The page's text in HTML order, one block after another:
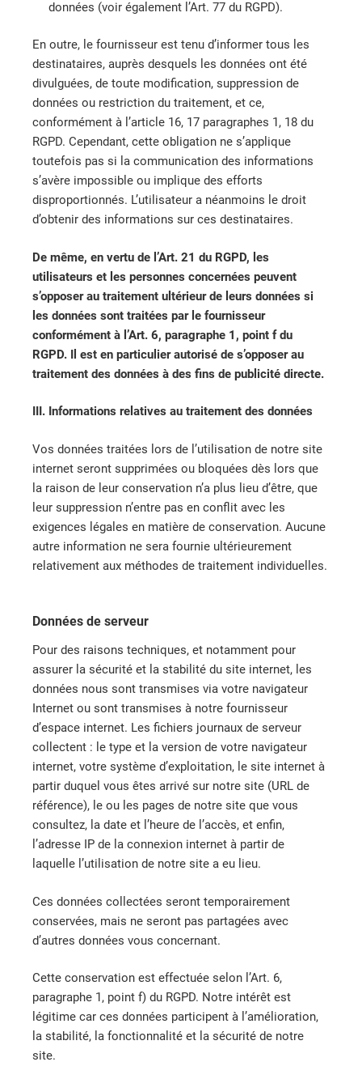
données (voir également l’Art. 77 du RGPD).
En outre, le fournisseur est tenu d’informer tous les
destinataires, auprès desquels les données ont été
divulguées, de toute modification, suppression de
données ou restriction du traitement, et ce,
conformément à l’article 16, 17 paragraphes 1, 18 du
RGPD. Cependant, cette obligation ne s’applique
toutefois pas si la communication des informations
s’avère impossible ou implique des efforts
disproportionnés. L’utilisateur a néanmoins le droit
d’obtenir des informations sur ces destinataires.
De même, en vertu de l’Art. 21 du RGPD, les
utilisateurs et les personnes concernées peuvent
s’opposer au traitement ultérieur de leurs données si
les données sont traitées par le fournisseur
conformément à l’Art. 6, paragraphe 1, point f du
RGPD. Il est en particulier autorisé de s’opposer au
traitement des données à des fins de publicité directe.
III. Informations relatives au traitement des données
Vos données traitées lors de l’utilisation de notre site
internet seront supprimées ou bloquées dès lors que
la raison de leur conservation n’a plus lieu d’être, que
leur suppression n’entre pas en conflit avec les
exigences légales en matière de conservation. Aucune
autre information ne sera fournie ultérieurement
relativement aux méthodes de traitement individuelles.
Données de serveur
Pour des raisons techniques, et notamment pour
assurer la sécurité et la stabilité du site internet, les
données nous sont transmises via votre navigateur
Internet ou sont transmises à notre fournisseur
d’espace internet. Les fichiers journaux de serveur
collectent : le type et la version de votre navigateur
internet, votre système d’exploitation, le site internet à
partir duquel vous êtes arrivé sur notre site (URL de
référence), le ou les pages de notre site que vous
consultez, la date et l’heure de l’accès, et enfin,
l’adresse IP de la connexion internet à partir de
laquelle l’utilisation de notre site a eu lieu.
Ces données collectées seront temporairement
conservées, mais ne seront pas partagées avec
d’autres données vous concernant.
Cette conservation est effectuée selon l’Art. 6,
paragraphe 1, point f) du RGPD. Notre intérêt est
légitime car ces données participent à l’amélioration,
la stabilité, la fonctionnalité et la sécurité de notre
site.